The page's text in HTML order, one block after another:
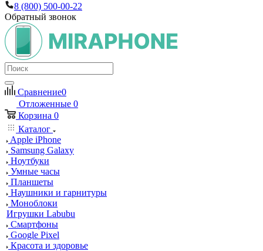
8 (800) 500-00-22
Обратный звонок
Сравнение0
Отложенные 0
Корзина 0
Каталог
Apple iPhone
Samsung Galaxy
Ноутбуки
Умные часы
Планшеты
Наушники и гарнитуры
Моноблоки
Игрушки Labubu
Смартфоны
Google Pixel
Красота и здоровье